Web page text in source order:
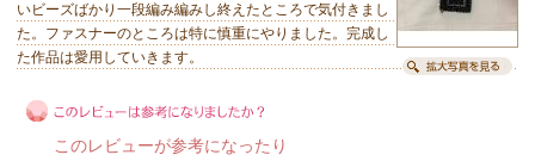
いビーズばかり一段編み編みし終えたところで気付きまし
た。ファスナーのところは特に慎重にやりました。完成し
た作品は愛用していきます。
このレビューが参考になったり